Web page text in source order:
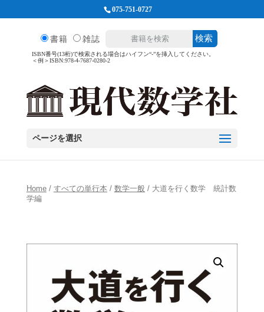
075-751-0727
書籍 雑誌 検索
ISBN番号(13桁)で検索される場合はハイフン“-”を挿入してください。
＜例＞ISBN:978-4-7687-0280-2
ページを選択
Home/ すべての単行本 / 数学一般 / 大道を行く数学 統計数
学編